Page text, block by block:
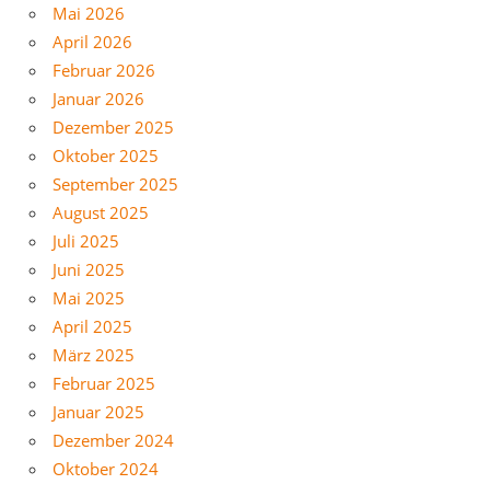
Mai 2026
April 2026
Februar 2026
Januar 2026
Dezember 2025
Oktober 2025
September 2025
August 2025
Juli 2025
Juni 2025
Mai 2025
April 2025
März 2025
Februar 2025
Januar 2025
Dezember 2024
Oktober 2024